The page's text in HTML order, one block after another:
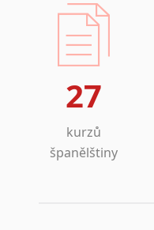
27
kurzů
španělštiny